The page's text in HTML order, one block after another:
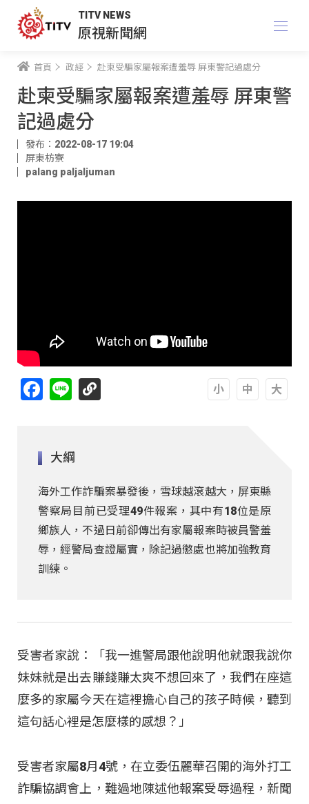
TITV NEWS
原視新聞網
首頁 政經 赴柬受騙家屬報案遭羞辱 屏東警記過處分
赴柬受騙家屬報案遭羞辱 屏東警
記過處分
發布：2022-08-17 19:04
屏東枋寮
palang paljaljuman
Facebook
Line
大綱
海外工作詐騙案暴發後，雪球越滾越大，屏東縣
警察局目前已受理49件報案，其中有18位是原
鄉族人，不過日前卻傳出有家屬報案時被員警羞
辱，經警局查證屬實，除記過懲處也將加強教育
訓練。
受害者家說：「我一進警局跟他說明他就跟我說你
妹妹就是出去賺錢賺太爽不想回來了，我們在座這
麼多的家屬今天在這裡擔心自己的孩子時候，聽到
這句話心裡是怎麼樣的感想？」
受害者家屬8月4號，在立委伍麗華召開的海外打工
詐騙協調會上，難過地陳述他報案受辱過程，新聞